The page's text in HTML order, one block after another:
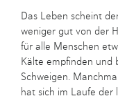
Das Leben scheint
weniger gut von der
für alle Menschen
Kälte empfinden und
Schweigen.
hat sich im Laufe der